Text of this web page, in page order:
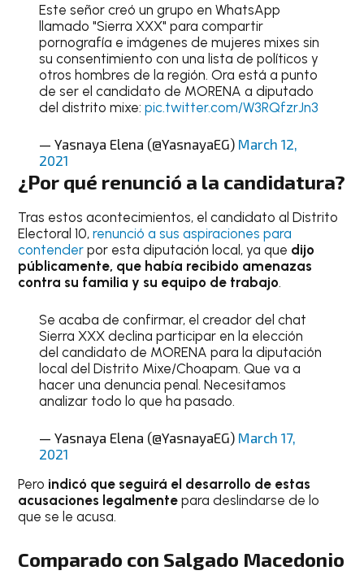
Este señor creó un grupo en WhatsApp
llamado "Sierra XXX" para compartir
pornografía e imágenes de mujeres mixes sin
su consentimiento con una lista de políticos y
otros hombres de la región. Ora está a punto
de ser el candidato de MORENA a diputado
del distrito mixe: pic.twitter.com/W3RQfzrJn3
— Yasnaya Elena (@YasnayaEG) March 12,
2021
¿Por qué renunció a la candidatura?
Tras estos acontecimientos, el candidato al Distrito
Electoral 10,renunció a sus aspiraciones para
contender por esta diputación local, ya que dijo
públicamente, que había recibido amenazas
contra su familia y su equipo de trabajo.
Se acaba de confirmar, el creador del chat
Sierra XXX declina participar en la elección
del candidato de MORENA para la diputación
local del Distrito Mixe/Choapam. Que va a
hacer una denuncia penal. Necesitamos
analizar todo lo que ha pasado.
— Yasnaya Elena (@YasnayaEG) March 17,
2021
Pero indicó que seguirá el desarrollo de estas
acusaciones legalmente para deslindarse de lo
que se le acusa.
Comparado con Salgado Macedonio